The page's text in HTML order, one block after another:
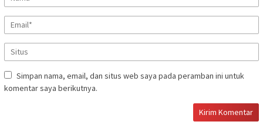
Simpan nama, email, dan situs web saya pada peramban ini untuk
komentar saya berikutnya.